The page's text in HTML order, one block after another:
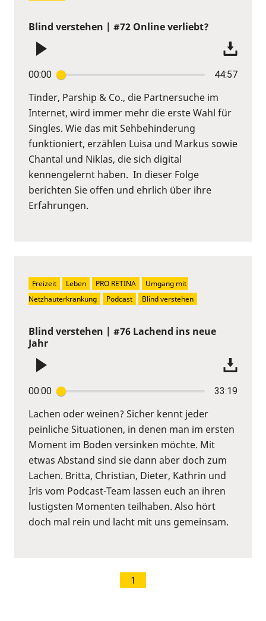
Blind verstehen | #72 Online verliebt?
00:00 44:57
Tinder, Parship & Co., die Partnersuche im
Internet, wird immer mehr die erste Wahl für
Singles. Wie das mit Sehbehinderung
funktioniert, erzählen Luisa und Markus sowie
Chantal und Niklas, die sich digital
kennengelernt haben. In dieser Folge
berichten Sie offen und ehrlich über ihre
Erfahrungen.
Blind verstehen | #76 Lachend ins neue
Jahr
00:00 33:19
Lachen oder weinen? Sicher kennt jeder
peinliche Situationen, in denen man im ersten
Moment im Boden versinken möchte. Mit
etwas Abstand sind sie dann aber doch zum
Lachen. Britta, Christian, Dieter, Kathrin und
Iris vom Podcast-Team lassen euch an ihren
lustigsten Momenten teilhaben. Also hört
doch mal rein und lacht mit uns gemeinsam.
Freizeit Leben PRO RETINA
Umgang mit
Netzhauterkrankung
Podcast Blind verstehen
1